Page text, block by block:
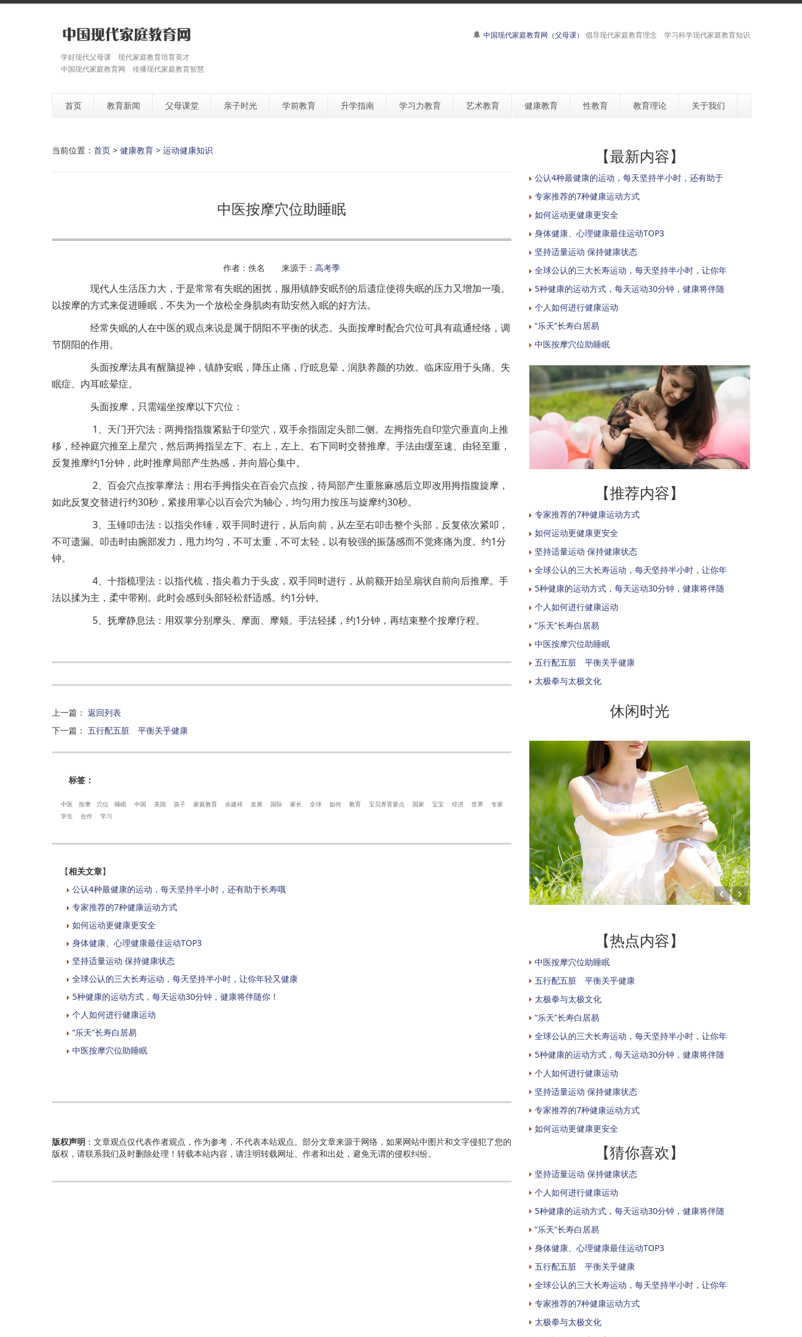
学好现代父母课 现代家庭教育培育英才
中国现代家庭教育网 传播现代家庭教育智慧
中国现代家庭教育网（父母课） 倡导现代家庭教育理念 学习科学现代家庭教育知识
首页 教育新闻 父母课堂 亲子时光 学前教育 升学指南 学习力教育 艺术教育 健康教育 性教育 教育理论 关于我们
当前位置： 首页 > 健康教育 > 运动健康知识
中医按摩穴位助睡眠
作者：佚名 来源于： 高考季
现代人生活压力大，于是常常有失眠的困扰，服用镇静安眠剂的后遗症使得失眠的压力又增加一项。
以按摩的方式来促进睡眠，不失为一个放松全身肌肉有助安然入眠的好方法。
经常失眠的人在中医的观点来说是属于阴阳不平衡的状态。头面按摩时配合穴位可具有疏通经络，调
节阴阳的作用。
头面按摩法具有醒脑提神，镇静安眠，降压止痛，疗眩息晕，润肤养颜的功效。临床应用于头痛、失
眠症、内耳眩晕症。
头面按摩，只需端坐按摩以下穴位：
1、天门开穴法：两拇指指腹紧贴于印堂穴，双手余指固定头部二侧。左拇指先自印堂穴垂直向上推
移，经神庭穴推至上星穴，然后两拇指呈左下、右上，左上、右下同时交替推摩。手法由缓至速、由轻至重，
反复推摩约1分钟，此时推摩局部产生热感，并向眉心集中。
2、百会穴点按掌摩法：用右手拇指尖在百会穴点按，待局部产生重胀麻感后立即改用拇指腹旋摩，
如此反复交替进行约30秒，紧接用掌心以百会穴为轴心，均匀用力按压与旋摩约30秒。
3、玉锤叩击法：以指尖作锤，双手同时进行，从后向前，从左至右叩击整个头部，反复依次紧叩，
不可遗漏。叩击时由腕部发力，甩力均匀，不可太重，不可太轻，以有较强的振荡感而不觉疼痛为度。约1分
钟。
4、十指梳理法：以指代梳，指尖着力于头皮，双手同时进行，从前额开始呈扇状自前向后推摩。手
法以揉为主，柔中带刚。此时会感到头部轻松舒适感。约1分钟。
5、抚摩静息法：用双掌分别摩头、摩面、摩颊。手法轻揉，约1分钟，再结束整个按摩疗程。
上一篇 ： 返回列表
下一篇 ： 五行配五脏 平衡关乎健康
标签：
中医 按摩 穴位 睡眠 中国 美国 孩子 家庭教育 余建祥 发展 国际 家长 全球 如何 教育 宝贝养育要点 国家 宝宝 经济 世界
专家
学生
合作 学习
【相关文章】
公认4种最健康的运动，每天坚持半小时，还有助于长寿哦
专家推荐的7种健康运动方式
如何运动更健康更安全
身体健康、心理健康最佳运动TOP3
坚持适量运动 保持健康状态
全球公认的三大长寿运动，每天坚持半小时，让你年轻又健康
5种健康的运动方式，每天运动30分钟，健康将伴随你！
个人如何进行健康运动
“乐天”长寿白居易
中医按摩穴位助睡眠
版权声明 ：文章观点仅代表作者观点，作为参考，不代表本站观点。部分文章来源于网络，如果网站中图片和文字侵犯了您的
版权，请联系我们及时删除处理！转载本站内容，请注明转载网址、作者和出处，避免无谓的侵权纠纷。
【最新内容】
公认4种最健康的运动，每天坚持半小时，还有助于
专家推荐的7种健康运动方式
如何运动更健康更安全
身体健康、心理健康最佳运动TOP3
坚持适量运动 保持健康状态
全球公认的三大长寿运动，每天坚持半小时，让你年
5种健康的运动方式，每天运动30分钟，健康将伴随
个人如何进行健康运动
“乐天”长寿白居易
中医按摩穴位助睡眠
【推荐内容】
专家推荐的7种健康运动方式
如何运动更健康更安全
坚持适量运动 保持健康状态
全球公认的三大长寿运动，每天坚持半小时，让你年
5种健康的运动方式，每天运动30分钟，健康将伴随
个人如何进行健康运动
“乐天”长寿白居易
中医按摩穴位助睡眠
五行配五脏 平衡关乎健康
太极拳与太极文化
休闲时光
【热点内容】
中医按摩穴位助睡眠
五行配五脏 平衡关乎健康
太极拳与太极文化
“乐天”长寿白居易
全球公认的三大长寿运动，每天坚持半小时，让你年
5种健康的运动方式，每天运动30分钟，健康将伴随
个人如何进行健康运动
坚持适量运动 保持健康状态
专家推荐的7种健康运动方式
如何运动更健康更安全
【猜你喜欢】
坚持适量运动 保持健康状态
个人如何进行健康运动
5种健康的运动方式，每天运动30分钟，健康将伴随
“乐天”长寿白居易
身体健康、心理健康最佳运动TOP3
五行配五脏 平衡关乎健康
全球公认的三大长寿运动，每天坚持半小时，让你年
专家推荐的7种健康运动方式
太极拳与太极文化